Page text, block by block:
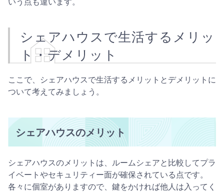
シェアハウスで生活するメリッ
ト・デメリット
ここで、シェアハウスで生活するメリットとデメリットに
ついて考えてみましょう。
シェアハウスのメリット
シェアハウスのメリットは、ルームシェアと比較してプラ
イベートやセキュリティー面が確保されている点です。
各々に個室がありますので、鍵をかければ他人は入ってく